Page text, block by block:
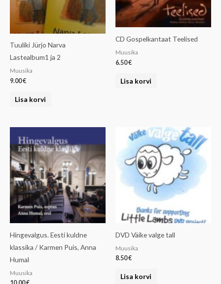
Tuuliki Jürjo Narva
Lastealbum1 ja 2
Muusika
9.00€
Lisa korvi
CD Gospelkantaat Teelised
Muusika
6.50€
Lisa korvi
Hingevalgus. Eesti kuldne
klassika / Karmen Puis, Anna
Humal
Muusika
DVD Väike valge tall
Muusika
8.50€
Lisa korvi